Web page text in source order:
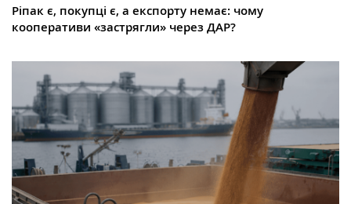
Ріпак є, покупці є, а експорту немає: чому
кооперативи «застрягли» через ДАР?